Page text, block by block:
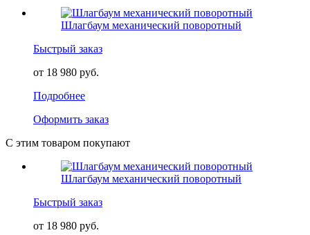
Шлагбаум механический поворотный
Быстрый заказ
от 18 980 руб.
Подробнее
Оформить заказ
С этим товаром покупают
Шлагбаум механический поворотный
Быстрый заказ
от 18 980 руб.